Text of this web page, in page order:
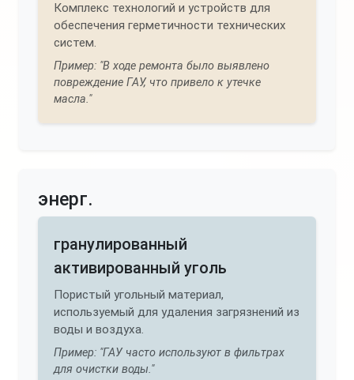
Комплекс технологий и устройств для
обеспечения герметичности технических
систем.
Пример: "В ходе ремонта было выявлено
повреждение ГАУ, что привело к утечке
масла."
энерг.
гранулированный
активированный уголь
Пористый угольный материал,
используемый для удаления загрязнений из
воды и воздуха.
Пример: "ГАУ часто используют в фильтрах
для очистки воды."